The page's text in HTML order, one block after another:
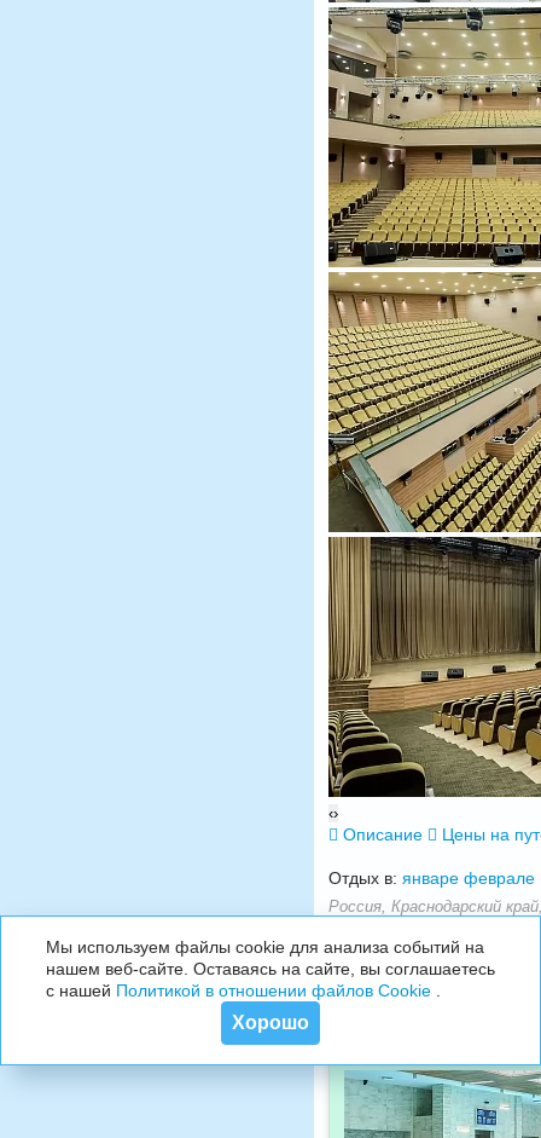
‹›
Описание Цены на
Отдых в: январе феврале
Россия, Краснодарский
Мы используем файлы cookie для анализа событий на
нашем веб-сайте. Оставаясь на сайте, вы соглашаетесь
с нашей Политикой в отношении файлов Cookie.
Хорошо